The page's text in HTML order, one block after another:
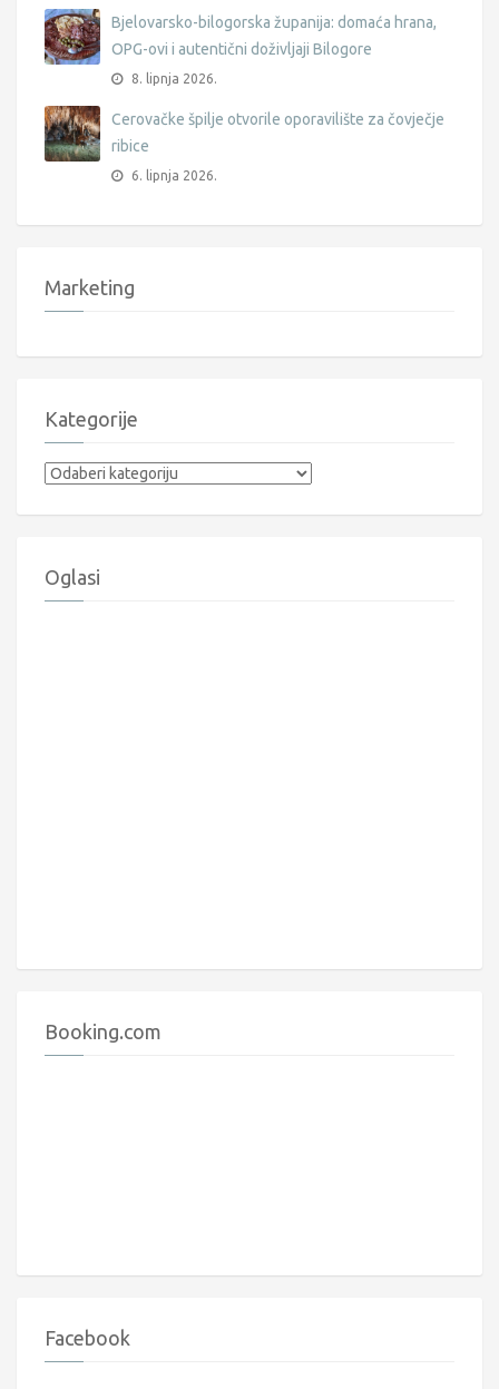
Bjelovarsko-bilogorska županija: domaća hrana,
OPG-ovi i autentični doživljaji Bilogore
8. lipnja 2026.
Cerovačke špilje otvorile oporavilište za čovječje
ribice
6. lipnja 2026.
Marketing
Kategorije
Kategorije
Oglasi
Booking.com
Facebook